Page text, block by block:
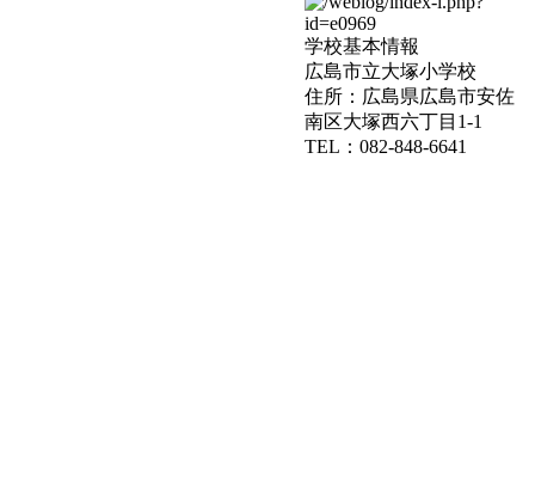
学校基本情報
広島市立大塚小学校
住所：広島県広島市安佐
南区大塚西六丁目1-1
TEL：082-848-6641